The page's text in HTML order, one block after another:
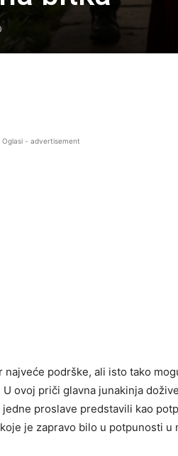
Oglasi - advertisement
podrške, ali isto tako
ovoj priči glavna junakinja
proslave predstavili kao
je zapravo bilo u potpunosti u